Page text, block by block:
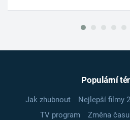
Populární
Jak zhubnout Nejlepší filmy
TV program
Změna času